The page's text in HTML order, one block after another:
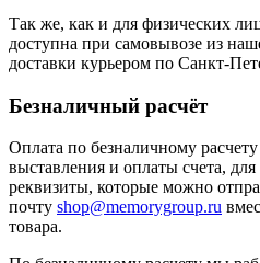
Так же, как и для физических
доступна при самовывозе из
доставки курьером по Санкт-
Безналичный расчёт
Оплата по безналичному
выставления и оплаты счета,
реквизиты, которые можно
почту shop@memorygroup.ru
товара.